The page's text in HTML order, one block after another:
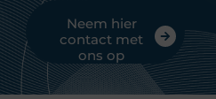
Neem hier
contact met
ons op